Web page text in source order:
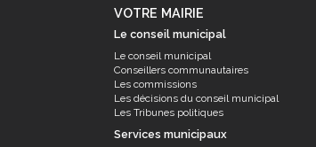
Le funéraire
Numéros d'urgence
SANTÉ
Annuaire santé
VOTRE MAIRIE
Le conseil municipal
Le conseil municipal
Conseillers communautaires
Les commissions
Les décisions du conseil municipal
Les Tribunes politiques
Services municipaux